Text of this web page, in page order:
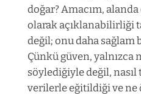
doğar? Amacım, alanda
olarak açıklanabilirliği
değil; onu daha
Çünkü güven, yalnızca
söylediğiyle değil, nasıl
verilerle eğitildiği ve ne